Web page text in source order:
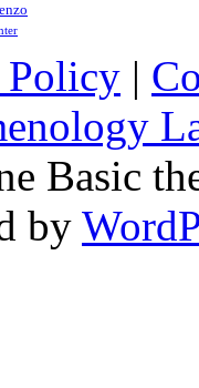
Policy |
Basic
by